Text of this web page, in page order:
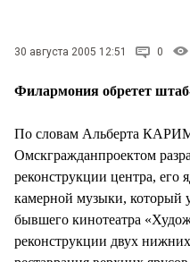
СТИЛЬ ЖИЗНИ
30 августа 2005 12:51 0
Филармония обретет
По словам Альберта
Омскгражданпроектом
реконструкции центра, его
камерной музыки, который
бывшего кинотеатра
реконструкции двух нижних